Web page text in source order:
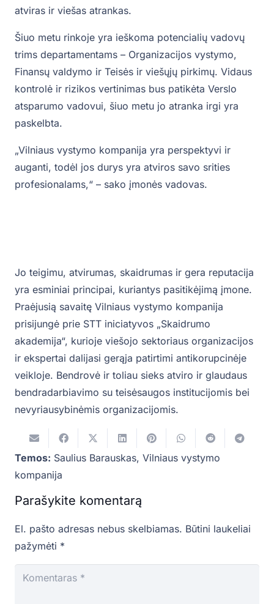
atviras ir viešas atrankas.
Šiuo metu rinkoje yra ieškoma potencialių vadovų
trims departamentams – Organizacijos vystymo,
Finansų valdymo ir Teisės ir viešųjų pirkimų. Vidaus
kontrolė ir rizikos vertinimas bus patikėta Verslo
atsparumo vadovui, šiuo metu jo atranka irgi yra
paskelbta.
„Vilniaus vystymo kompanija yra perspektyvi ir
auganti, todėl jos durys yra atviros savo srities
profesionalams,“ – sako įmonės vadovas.
Jo teigimu, atvirumas, skaidrumas ir gera reputacija
yra esminiai principai, kuriantys pasitikėjimą įmone.
Praėjusią savaitę Vilniaus vystymo kompanija
prisijungė prie STT iniciatyvos „Skaidrumo
akademija“, kurioje viešojo sektoriaus organizacijos
ir ekspertai dalijasi gerąja patirtimi antikorupcinėje
veikloje. Bendrovė ir toliau sieks atviro ir glaudaus
bendradarbiavimo su teisėsaugos institucijomis bei
nevyriausybinėmis organizacijomis.
Temos: Saulius Barauskas, Vilniaus vystymo
kompanija
Parašykite komentarą
El. pašto adresas nebus skelbiamas. Būtini laukeliai
pažymėti *